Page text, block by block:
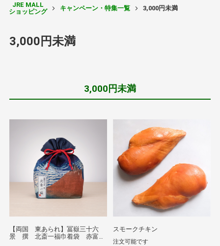
JRE MALL
ショッピング
キャンペーン・特集一覧 3,000円未満
3,000円未満
3,000円未満
【両国 東あられ】冨嶽三十六
景 撰 北斎一福巾着袋 赤富
スモークチキン
注文可能です